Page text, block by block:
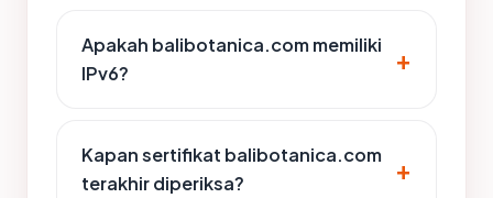
Apakah balibotanica.com memiliki
IPv6?
Kapan sertifikat balibotanica.com
terakhir diperiksa?